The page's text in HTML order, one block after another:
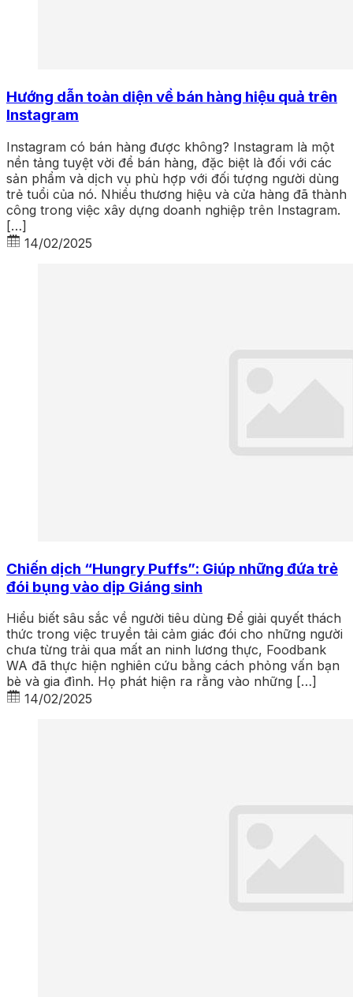
Hướng dẫn toàn diện về bán hàng hiệu quả trên
Instagram
Instagram có bán hàng được không? Instagram là một
nền tảng tuyệt vời để bán hàng, đặc biệt là đối với các
sản phẩm và dịch vụ phù hợp với đối tượng người dùng
trẻ tuổi của nó. Nhiều thương hiệu và cửa hàng đã thành
công trong việc xây dựng doanh nghiệp trên Instagram.
[…]
14/02/2025
Chiến dịch “Hungry Puffs”: Giúp những đứa trẻ
đói bụng vào dịp Giáng sinh
Hiểu biết sâu sắc về người tiêu dùng Để giải quyết thách
thức trong việc truyền tải cảm giác đói cho những người
chưa từng trải qua mất an ninh lương thực, Foodbank
WA đã thực hiện nghiên cứu bằng cách phỏng vấn bạn
bè và gia đình. Họ phát hiện ra rằng vào những […]
14/02/2025